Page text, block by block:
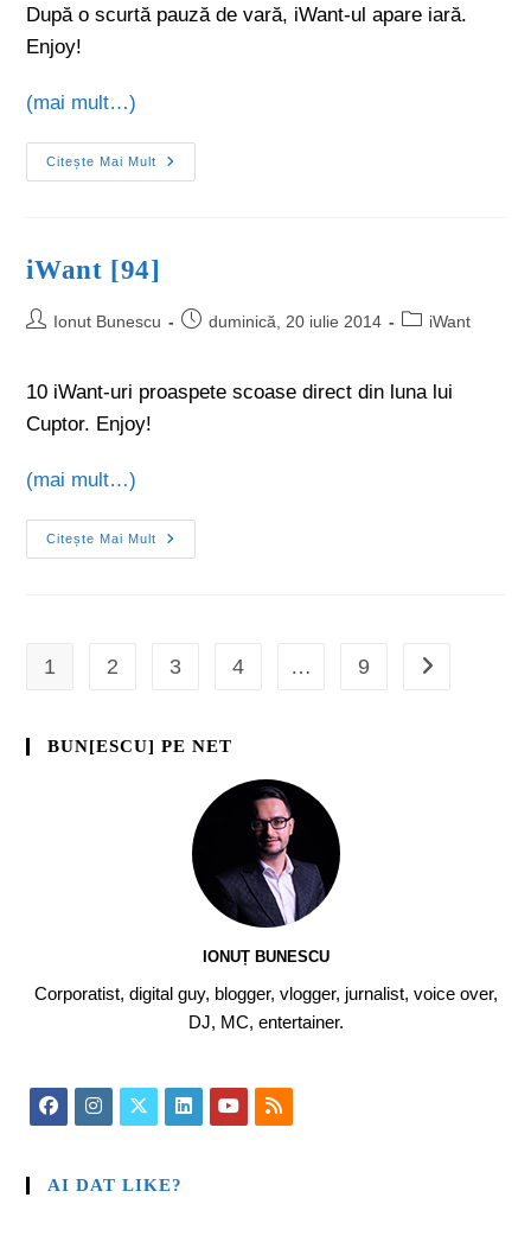
După o scurtă pauză de vară, iWant-ul apare iară.
Enjoy!
(mai mult…)
Citește Mai Mult
iWant [94]
Ionut Bunescu duminică, 20 iulie 2014 iWant
10 iWant-uri proaspete scoase direct din luna lui
Cuptor. Enjoy!
(mai mult…)
Citește Mai Mult
1 2 3 4 … 9
BUN[ESCU] PE NET
IONUȚ BUNESCU
Corporatist, digital guy, blogger, vlogger, jurnalist, voice over,
DJ, MC, entertainer.
AI DAT LIKE?